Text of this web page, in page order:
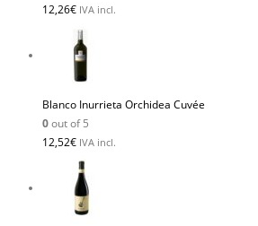
12,26€ IVA incl.
Blanco Inurrieta Orchidea Cuvée
0out of 5
12,52€ IVA incl.